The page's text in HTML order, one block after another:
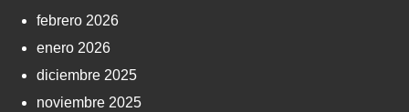
febrero 2026
enero 2026
diciembre 2025
noviembre 2025